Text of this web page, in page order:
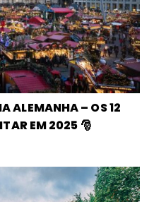
ALEMANHA – OS 12
EM 2025 🎅